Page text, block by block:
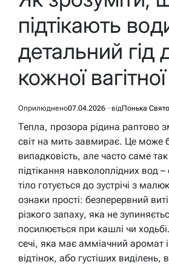
підтікають
детальний гід
кожної вагітної
Оприлюднено07.04.2026 відПонька
Тепла, прозора рідина раптово
світ на мить завмирає. Це може
випадковість, але часто саме
підтікання навколоплідних вод
тіло готується до зустрічі з
ознаки прості: безперервний
різкого запаху, яка не
посилюється при кашлі чи
сечі, яка має амміачний аромат
відтінок, або густіших